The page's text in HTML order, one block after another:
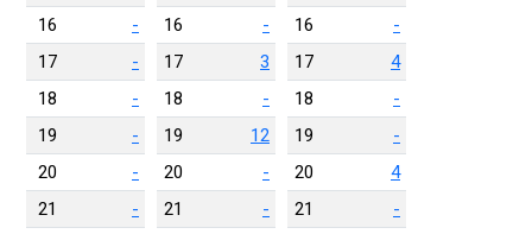
16
-
17
-
18
-
19
-
20
-
21
-
16
-
17
3
18
-
19
12
20
-
21
-
16
-
17
4
18
-
19
-
20
4
21
-